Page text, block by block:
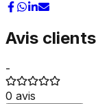
Avis clients
-
0 avis